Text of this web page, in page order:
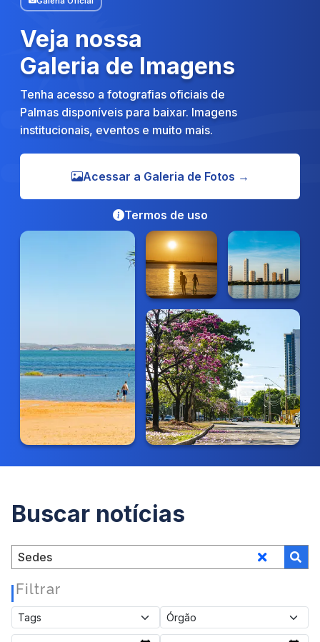
Veja nossa
Galeria de Imagens
Tenha acesso a fotografias oficiais de
Palmas disponíveis para baixar. Imagens
institucionais, eventos e muito mais.
Termos de uso
Acessar a Galeria de Fotos →
Buscar notícias
Filtrar